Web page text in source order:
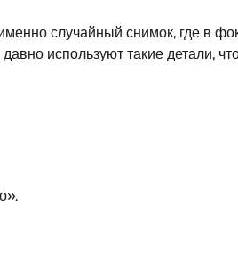
случайный снимок, где в
используют такие детали,